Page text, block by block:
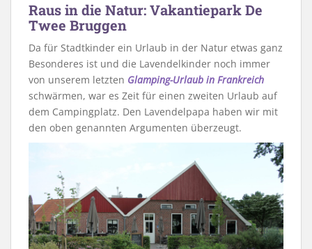
Raus in die Natur: Vakantiepark De
Twee Bruggen
Da für Stadtkinder ein Urlaub in der Natur etwas ganz
Besonderes ist und die Lavendelkinder noch immer
von unserem letzten Glamping-Urlaub in Frankreich
schwärmen, war es Zeit für einen zweiten Urlaub auf
dem Campingplatz. Den Lavendelpapa haben wir mit
den oben genannten Argumenten überzeugt.